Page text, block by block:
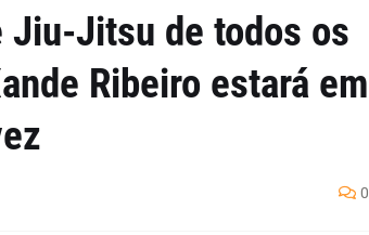
Jiu-Jitsu de todos os
Ribeiro estará em
0